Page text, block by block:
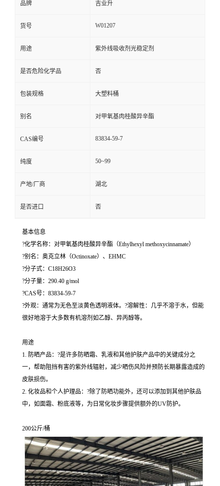
品牌 吉业升
货号 W01207
用途 紫外线吸收剂光稳定剂
是否危险化学品 否
包装规格 大塑料桶
别名 对甲氧基肉桂酸异辛酯
CAS编号 83834-59-7
纯度 50~99
产地/厂商 湖北
是否进口 否
基本信息
?化学名称：对甲氧基肉桂酸异辛酯（Ethylhexyl methoxycinnamate）
?别名：奥克立林（Octinoxate）、EHMC
?分子式：C18H26O3
?分子量：290.40 g/mol
?CAS号：83834-59-7
?外观：通常为无色至淡黄色透明液体。?溶解性：几乎不溶于水，但能
很好地溶于大多数有机溶剂如乙醇、异丙醇等。
用途
1. 防晒产品：?是许多防晒霜、乳液和其他护肤产品中的关键成分之
一，帮助阻挡有害的紫外线辐射，减少晒伤风险并预防长期暴露造成的
皮肤损伤。
2. 化妆品和个人护理品：?除了防晒功能外，还可以添加到其他护肤品
中，如面霜、粉底液等，为日常化妆步骤提供额外的UV防护。
200公斤/桶